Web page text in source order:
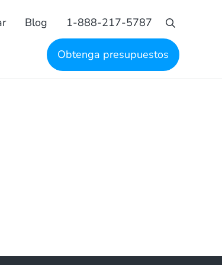
Blog 1-888-217-5787
Busque en
Obtenga presupuestos